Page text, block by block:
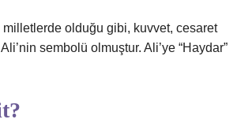
olduğu gibi, kuvvet, cesaret
sembolü olmuştur. Ali’ye “Haydar”